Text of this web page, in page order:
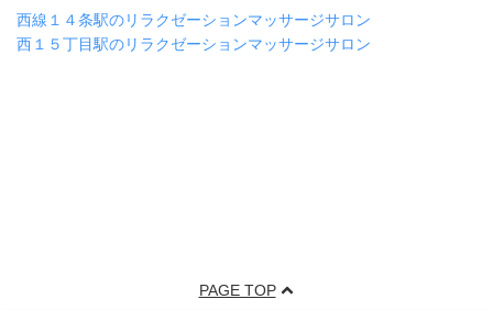
西線１４条駅のリラクゼーションマッサージサロン
西１５丁目駅のリラクゼーションマッサージサロン
PAGE TOP